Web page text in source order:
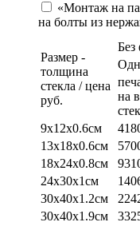
«Монтаж на
на болты из
Размер -
толщина
стекла / цена
руб.
Без
на
9х12х0.6см
13х18х0.6см
18х24х0.8см
24х30х1см
30х40х1.2см
30х40х1.9см